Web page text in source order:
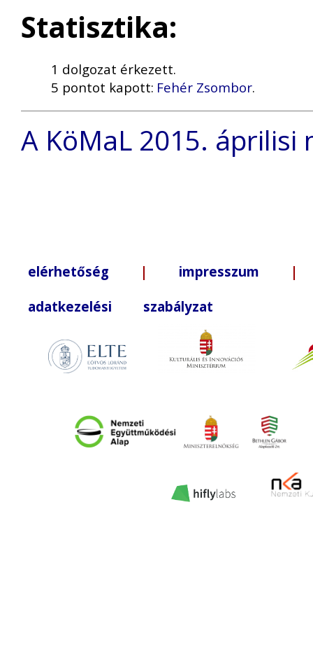
Statisztika:
1 dolgozat érkezett.
5 pontot kapott: Fehér Zsombor.
A KöMaL 2015.
elérhetőség | impresszum |
adatkezelési szabályzat